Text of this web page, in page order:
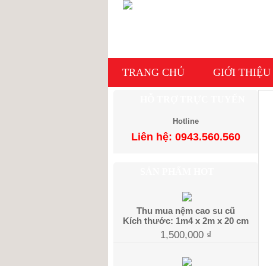
TRANG CHỦ GIỚI THIỆU
Hotline
Liên hệ: 0943.560.560
Thu mua nệm cao su cũ
Kích thước: 1m4 x 2m x 20 cm
1,500,000 ₫